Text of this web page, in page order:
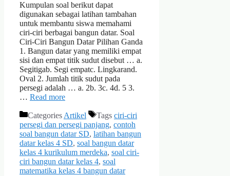
Kumpulan soal berikut dapat
digunakan sebagai latihan tambahan
untuk membantu siswa memahami
ciri-ciri berbagai bangun datar. Soal
Ciri-Ciri Bangun Datar Pilihan Ganda
1. Bangun datar yang memiliki empat
sisi dan empat titik sudut disebut … a.
Segitigab. Segi empatc. Lingkarand.
Oval 2. Jumlah titik sudut pada
persegi adalah … a. 2b. 3c. 4d. 5 3.
… Read more
Categories Artikel Tags ciri-ciri
persegi dan persegi panjang, contoh
soal bangun datar SD, latihan bangun
datar kelas 4 SD, soal bangun datar
kelas 4 kurikulum merdeka, soal ciri-
ciri bangun datar kelas 4, soal
matematika kelas 4 bangun datar